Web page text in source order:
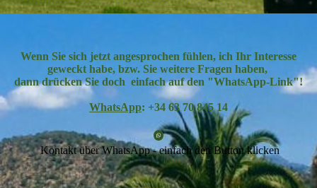
Wenn Sie sich jetzt angesprochen fühlen, ich Ihr Interesse
geweckt habe, bzw. Sie weitere Fragen haben,
dann drücken Sie doch einfach auf den "WhatsApp-Link"!
WhatsApp: +34 63 70 845 14
Kontakt über WhatsApp - einfach den Button klicken